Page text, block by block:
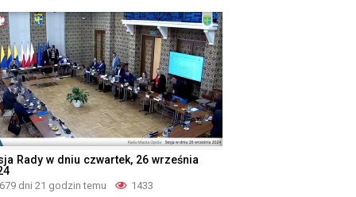
Rady w dniu czwartek, 26 września
679 dni 21 godzin temu 1433